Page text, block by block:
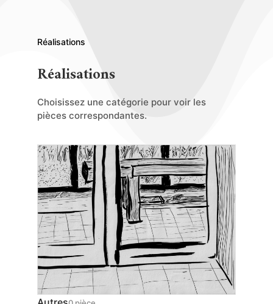
Réalisations
Réalisations
Choisissez une catégorie pour voir les
pièces correspondantes.